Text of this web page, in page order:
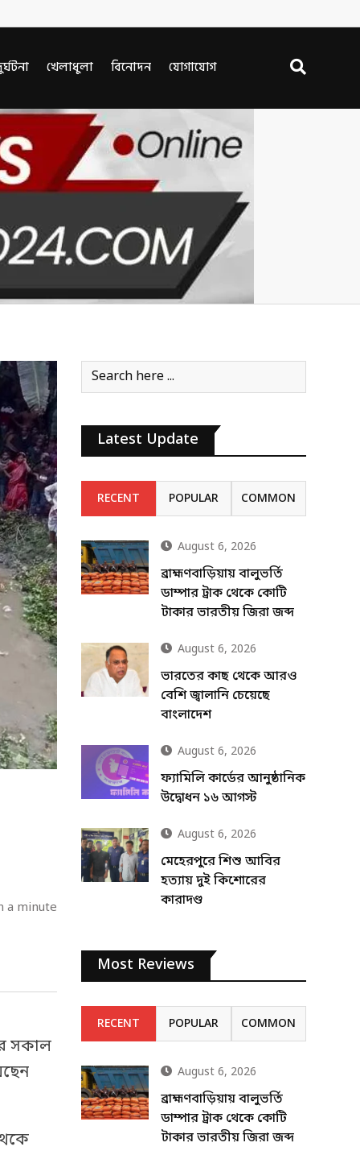
খেলাধুলা বিনোদন যোগাযোগ
a minute
সকাল
Latest Update
RECENT POPULAR COMMON
August 6, 2026
ব্রাহ্মণবাড়িয়ায় বালুভর্তি
ডাম্পার ট্রাক থেকে কোটি
টাকার ভারতীয় জিরা জব্দ
August 6, 2026
ভারতের কাছ থেকে আরও
বেশি জ্বালানি চেয়েছে
বাংলাদেশ
August 6, 2026
ফ্যামিলি কার্ডের আনুষ্ঠানিক
উদ্বোধন ১৬ আগস্ট
August 6, 2026
মেহেরপুরে শিশু আবির
হত্যায় দুই কিশোরের
কারাদণ্ড
Most Reviews
RECENT POPULAR COMMON
August 6, 2026
ব্রাহ্মণবাড়িয়ায় বালুভর্তি
ডাম্পার ট্রাক থেকে কোটি
টাকার ভারতীয় জিরা জব্দ